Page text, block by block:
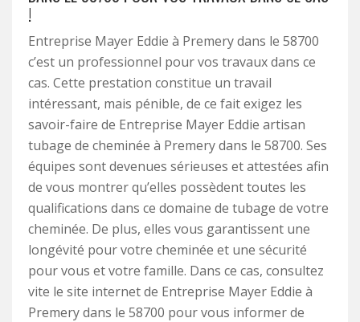
!
Entreprise Mayer Eddie à Premery dans le 58700
c’est un professionnel pour vos travaux dans ce
cas. Cette prestation constitue un travail
intéressant, mais pénible, de ce fait exigez les
savoir-faire de Entreprise Mayer Eddie artisan
tubage de cheminée à Premery dans le 58700. Ses
équipes sont devenues sérieuses et attestées afin
de vous montrer qu’elles possèdent toutes les
qualifications dans ce domaine de tubage de votre
cheminée. De plus, elles vous garantissent une
longévité pour votre cheminée et une sécurité
pour vous et votre famille. Dans ce cas, consultez
vite le site internet de Entreprise Mayer Eddie à
Premery dans le 58700 pour vous informer de